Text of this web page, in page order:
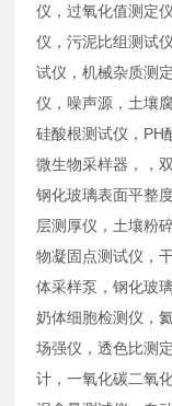
仪，过氧化值测定
仪，污泥比组测试
试仪，机械杂质测
仪，噪声源，土壤
硅酸根测试仪，PH
微生物采样器，，
钢化玻璃表面平整
层测厚仪，土壤粉
物凝固点测试仪，
体采样泵，钢化玻
奶体细胞检测仪，
场强仪，透色比测
计，一氧化碳二氧